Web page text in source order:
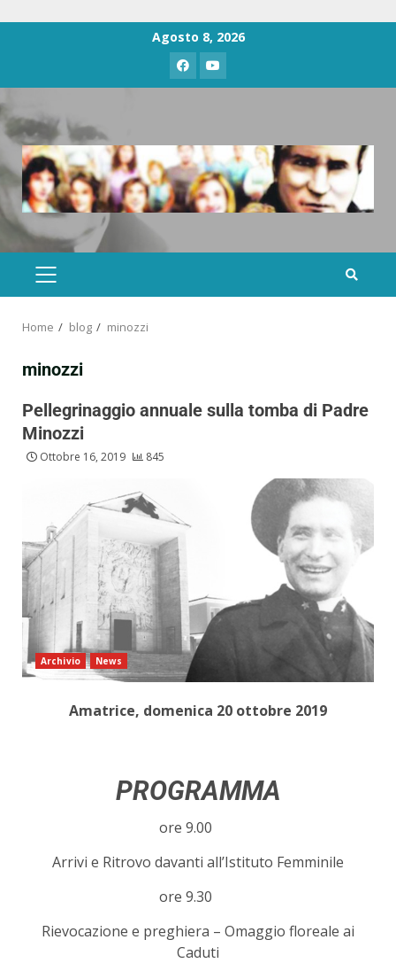
Agosto 8, 2026
Home blog minozzi
minozzi
Pellegrinaggio annuale sulla tomba di Padre
Minozzi
Ottobre 16, 2019 845
Archivio News
Amatrice, domenica 20 ottobre 2019
PROGRAMMA
ore 9.00
Arrivi e Ritrovo davanti all’Istituto Femminile
ore 9.30
Rievocazione e preghiera – Omaggio floreale ai
Caduti